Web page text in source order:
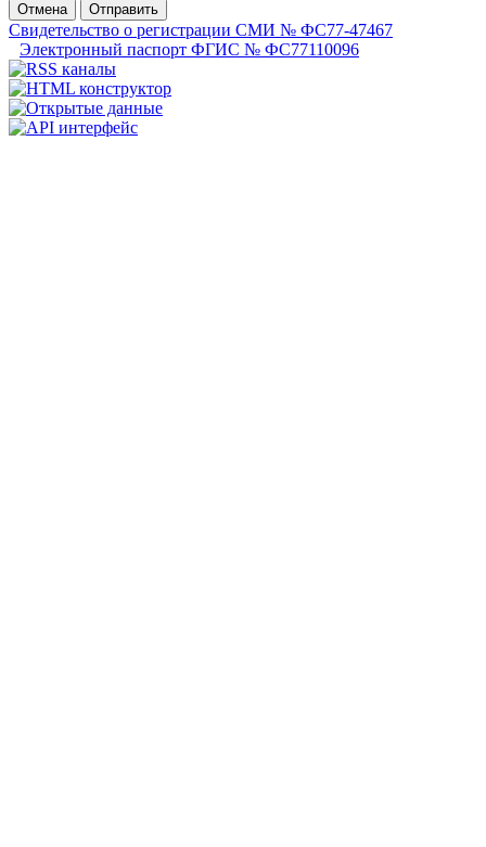
Отмена
Отправить
Свидетельство о регистрации СМИ № ФС77-47467
Электронный паспорт ФГИС № ФС77110096